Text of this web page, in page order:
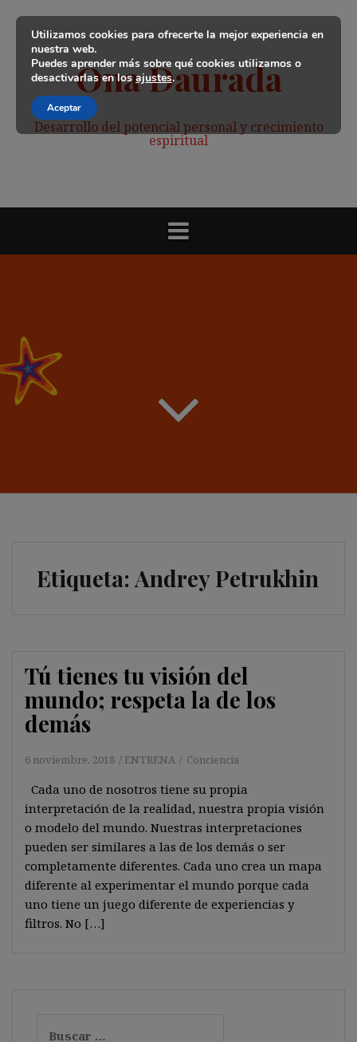
contenido
Ona Daurada
Desarrollo del potencial personal y crecimiento
espiritual
Etiqueta: Andrey Petrukhin
Tú tienes tu visión del
mundo; respeta la de los
demás
6 noviembre, 2018 ENTRENA Conciencia
Cada uno de nosotros tiene su propia
interpretación de la realidad, nuestra propia visión
o modelo del mundo. Nuestras interpretaciones
pueden ser similares a las de los demás o ser
completamente diferentes. Cada uno crea un mapa
diferente al experimentar el mundo porque cada
uno tiene un juego diferente de experiencias y
filtros. No […]
Utilizamos cookies para ofrecerte la mejor experiencia en
nuestra web.
Puedes aprender más sobre qué cookies utilizamos o
desactivarlas en losajustes.
Aceptar